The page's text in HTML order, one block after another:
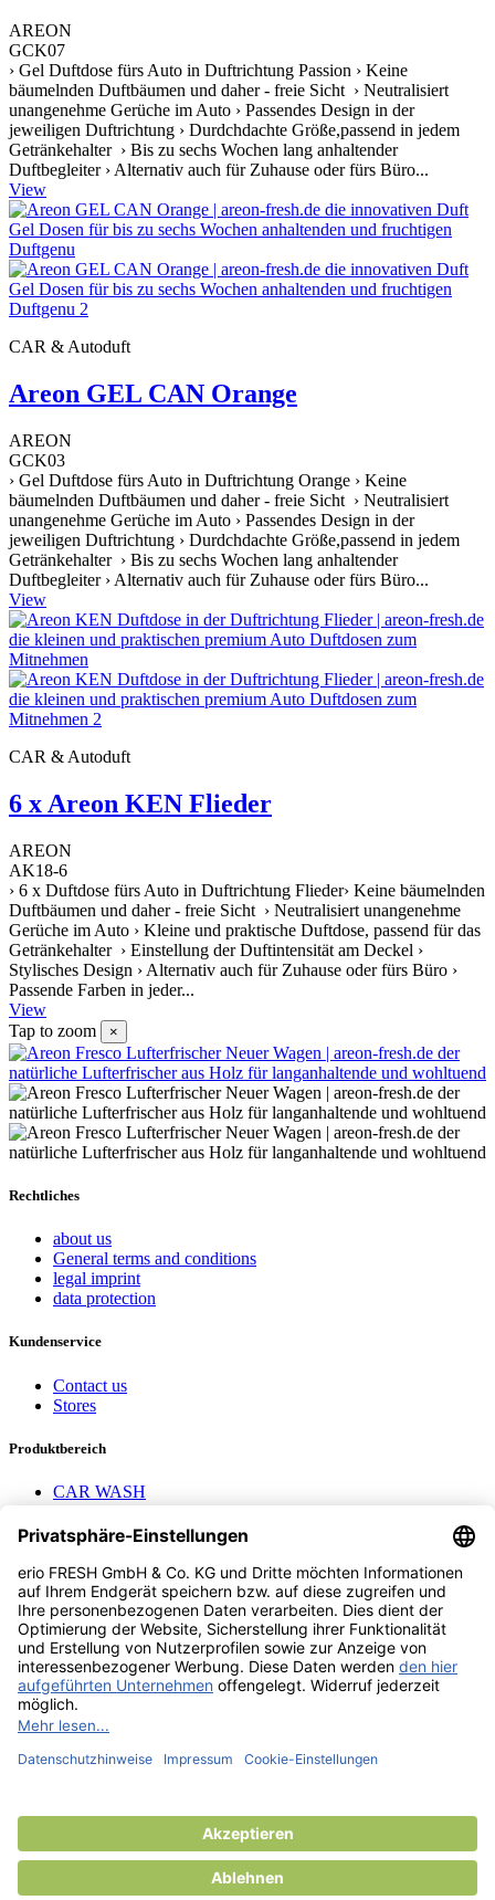
AREON
GCK07
› Gel Duftdose fürs Auto in Duftrichtung Passion › Keine
bäumelnden Duftbäumen und daher - freie Sicht › Neutralisiert
unangenehme Gerüche im Auto › Passendes Design in der
jeweiligen Duftrichtung › Durdchdachte Größe,passend in jedem
Getränkehalter › Bis zu sechs Wochen lang anhaltender
Duftbegleiter › Alternativ auch für Zuhause oder fürs Büro...
View
CAR & Autoduft
Areon GEL CAN Orange
AREON
GCK03
› Gel Duftdose fürs Auto in Duftrichtung Orange › Keine
bäumelnden Duftbäumen und daher - freie Sicht › Neutralisiert
unangenehme Gerüche im Auto › Passendes Design in der
jeweiligen Duftrichtung › Durdchdachte Größe,passend in jedem
Getränkehalter › Bis zu sechs Wochen lang anhaltender
Duftbegleiter › Alternativ auch für Zuhause oder fürs Büro...
View
CAR & Autoduft
6 x Areon KEN Flieder
AREON
AK18-6
› 6 x Duftdose fürs Auto in Duftrichtung Flieder› Keine bäumelnden
Duftbäumen und daher - freie Sicht › Neutralisiert unangenehme
Gerüche im Auto › Kleine und praktische Duftdose, passend für das
Getränkehalter › Einstellung der Duftintensität am Deckel ›
Stylisches Design › Alternativ auch für Zuhause oder fürs Büro ›
Passende Farben in jeder...
View
Tap to zoom
×
Rechtliches
about us
General terms and conditions
legal imprint
data protection
Kundenservice
Contact us
Stores
Produktbereich
CAR WASH
AEROTEC Compressors
Nayax Cashless
Contact us
erio FRESH GmbH & Co. KG
Stader Landstr. 7
28719 Bremen
+49 (0) 421 169 817 80
© 2013 -2026erio FRESH GmbH & Co. KG